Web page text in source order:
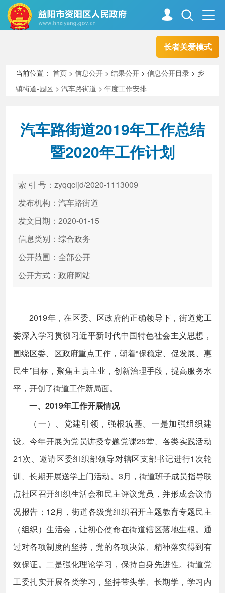
长者关爱模式
走进资阳
新闻中心 解读回应
政务服务
高效办成一件事
当前位置：首页 >信息公开 >结果公开 >信息公开目录 > 乡
镇街道-园区 >汽车路街道 >年度工作安排
汽车路街道2019年工作总结
暨2020年工作计划
索 引 号：zyqqcljd/2020-1113009
发布机构：汽车路街道
发文日期：2020-01-15
信息类别：综合政务
公开范围：全部公开
公开方式：政府网站
2019年，在区委、区政府的正确领导下，街道党工
委深入学习贯彻习近平新时代中国特色社会主义思想，
围绕区委、区政府重点工作，朝着“保稳定、促发展、惠
民生”目标，聚焦主责主业，创新治理手段，提高服务水
平，开创了街道工作新局面。
一、2019年工作开展情况
（一）、党建引领，强根筑基。一是加强组织建
设。今年开展为党员讲授专题党课25堂、各类实践活动
21次、邀请区委组织部领导对辖区支部书记进行1次轮
训、长期开展送学上门活动。3月，街道班子成员指导联
点社区召开组织生活会和民主评议党员，并形成会议情
况报告；12月，街道各级党组织召开主题教育专题民主
（组织）生活会，让初心使命在街道辖区落地生根。通
过对各项制度的坚持，党的各项决策、精神落实得到有
效保证。二是强化理论学习，保持自身先进性。街道党
工委扎实开展各类学习，坚持带头学、长期学，学习内